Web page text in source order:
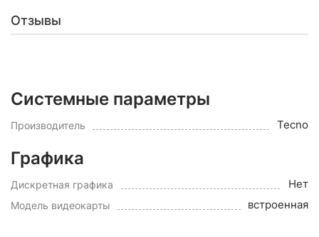
Отзывы
Системные параметры
Производитель Tecno
Графика
Дискретная графика Нет
Модель видеокарты встроенная